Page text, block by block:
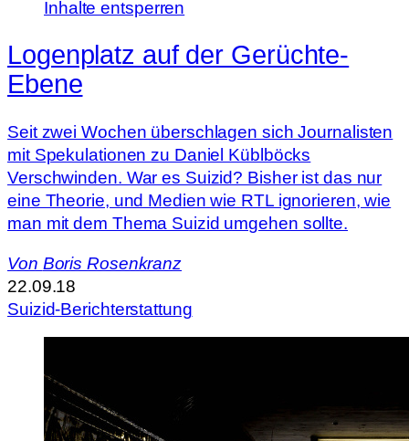
Inhalte entsperren
Logenplatz auf der Gerüchte-
Ebene
Seit zwei Wochen überschlagen sich Journalisten
mit Spekulationen zu Daniel Küblböcks
Verschwinden. War es Suizid? Bisher ist das nur
eine Theorie, und Medien wie RTL ignorieren, wie
man mit dem Thema Suizid umgehen sollte.
Von Boris Rosenkranz
22.09.18
Suizid-Berichterstattung